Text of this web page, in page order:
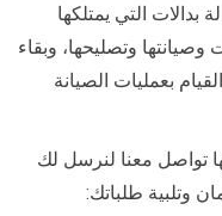
بدالات التي يمتلكها
وصيانتها وتصليحها، وبقاء
بعمليات الصيانة
تواصل معنا لنرسل لك
وتلبية طلباتك: